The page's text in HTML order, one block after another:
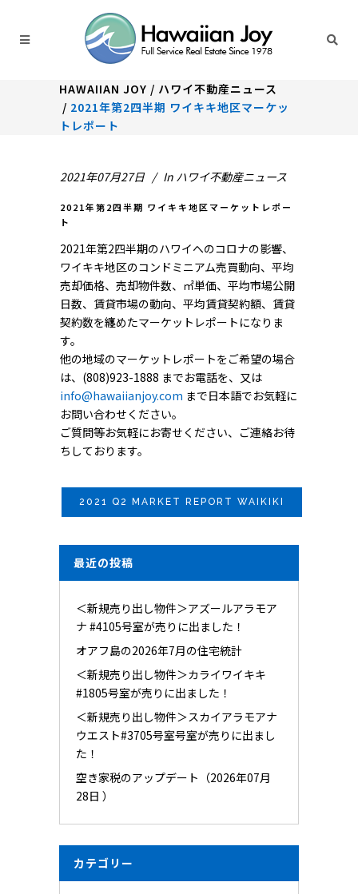
HAWAIIAN JOY / ハワイ不動産ニュース
/ 2021年第2四半期 ワイキキ地区マーケッ
トレポート
2021年07月27日 In ハワイ不動産ニュース
2021年第2四半期 ワイキキ地区マーケットレポー
ト
2021年第2四半期のハワイへのコロナの影響、
ワイキキ地区のコンドミニアム売買動向、平均
売却価格、売却物件数、㎡単価、平均市場公開
日数、賃貸市場の動向、平均賃貸契約額、賃貸
契約数を纏めたマーケットレポートになりま
す。
他の地域のマーケットレポートをご希望の場合
は、(808)923-1888 までお電話を、又は
info@hawaiianjoy.com まで日本語でお気軽に
お問い合わせください。
ご質問等お気軽にお寄せください、ご連絡お待
ちしております。
2021 Q2 MARKET REPORT WAIKIKI
最近の投稿
＜新規売り出し物件＞アズールアラモア
ナ #4105号室が売りに出ました！
オアフ島の2026年7月の住宅統計
＜新規売り出し物件＞カライワイキキ
#1805号室が売りに出ました！
＜新規売り出し物件＞スカイアラモアナ
ウエスト#3705号室号室が売りに出まし
た！
空き家税のアップデート（2026年07月
28日 ）
カテゴリー